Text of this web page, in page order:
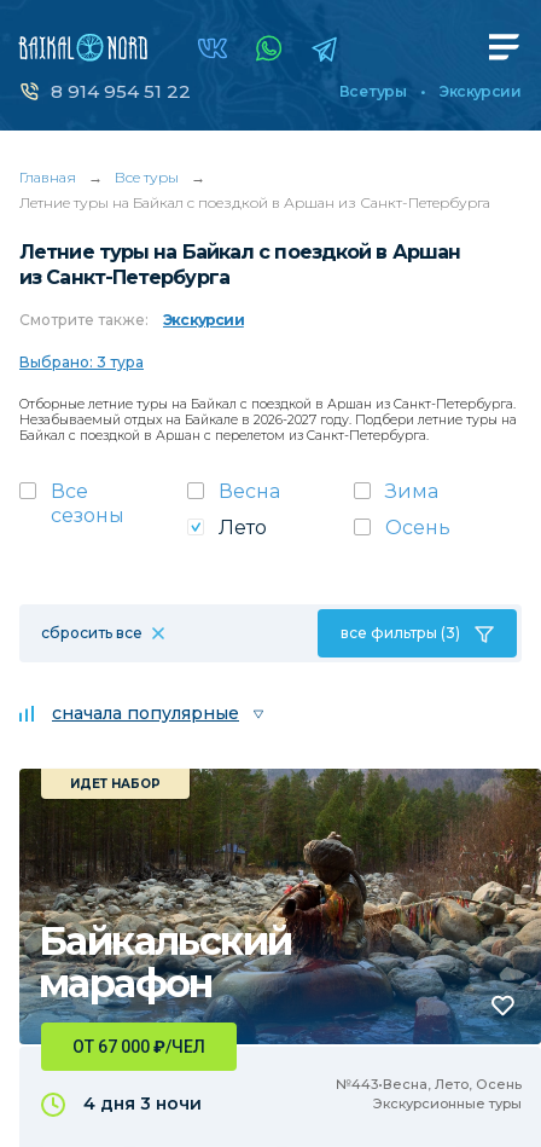
8 914 954 51 22 Все туры Экскурсии
Главная → Все туры
→
Летние туры на Байкал с поездкой в Аршан из Санкт-Петербурга
Летние туры на Байкал с поездкой в Аршан
из Санкт-Петербурга
Смотрите также: Экскурсии
Выбрано: 3 тура
Отборные летние туры на Байкал с поездкой в Аршан из Санкт-Петербурга.
Незабываемый отдых на Байкале в 2026-2027 году. Подбери летние туры на
Байкал с поездкой в Аршан с перелетом из Санкт-Петербурга.
Все
сезоны
Весна
Зима
Лето
Осень
сбросить все все фильтры (3)
сначала популярные
Байкальский
марафон
ИДЕТ НАБОР
№443•Весна, Лето, Осень
Экскурсионные туры
ОТ 67 000₽/ЧЕЛ
4 дня 3 ночи